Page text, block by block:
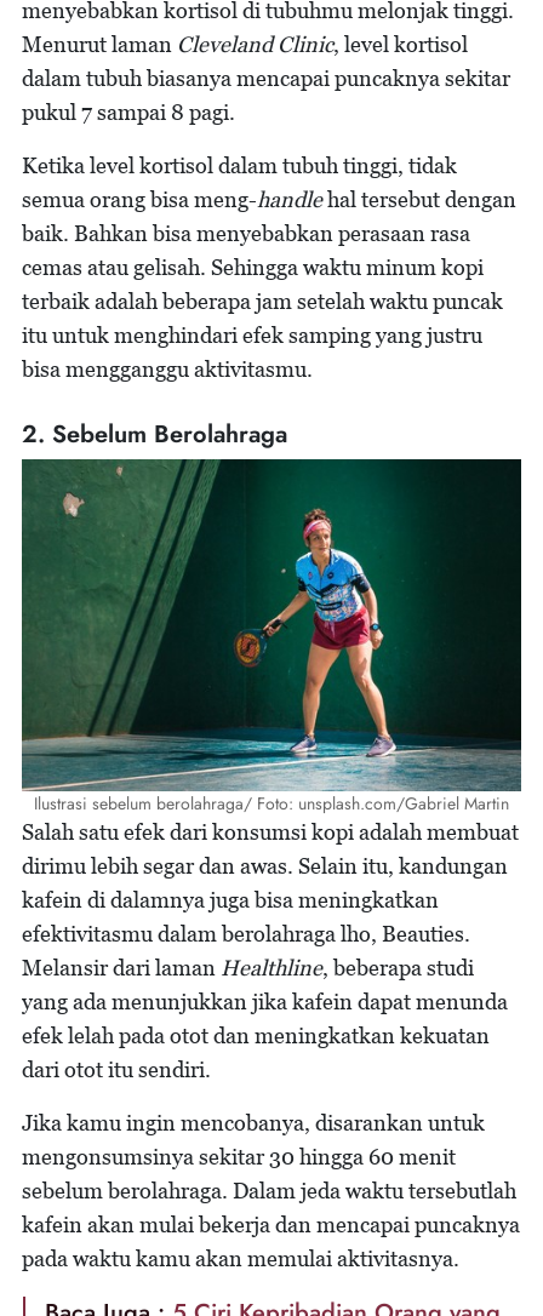
menyebabkan kortisol di tubuhmu melonjak tinggi.
Menurut laman Cleveland Clinic, level kortisol
dalam tubuh biasanya mencapai puncaknya sekitar
pukul 7 sampai 8 pagi.
Ketika level kortisol dalam tubuh tinggi, tidak
semua orang bisa meng-handlehal tersebut dengan
baik. Bahkan bisa menyebabkan perasaan rasa
cemas atau gelisah. Sehingga waktu minum kopi
terbaik adalah beberapa jam setelah waktu puncak
itu untuk menghindari efek samping yang justru
bisa mengganggu aktivitasmu.
2. Sebelum Berolahraga
Ilustrasi sebelum berolahraga/ Foto: unsplash.com/Gabriel Martin
Salah satu efek dari konsumsi kopi adalah membuat
dirimu lebih segar dan awas. Selain itu, kandungan
kafein di dalamnya juga bisa meningkatkan
efektivitasmu dalam berolahraga lho, Beauties.
Melansir dari laman Healthline, beberapa studi
yang ada menunjukkan jika kafein dapat menunda
efek lelah pada otot dan meningkatkan kekuatan
dari otot itu sendiri.
Jika kamu ingin mencobanya, disarankan untuk
mengonsumsinya sekitar 30 hingga 60 menit
sebelum berolahraga. Dalam jeda waktu tersebutlah
kafein akan mulai bekerja dan mencapai puncaknya
pada waktu kamu akan memulai aktivitasnya.